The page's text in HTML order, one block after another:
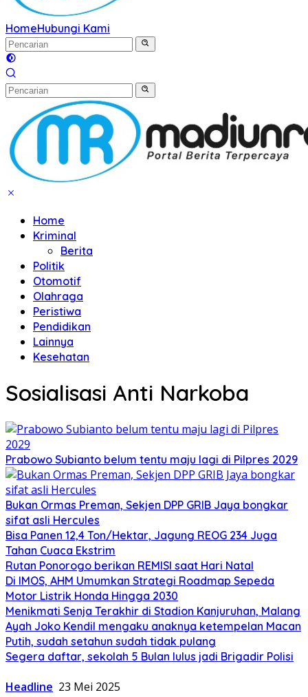
HomeHubungi Kami
Home
Kriminal
Berita
Politik
Otomotif
Olahraga
Peristiwa
Pendidikan
Lainnya
Kesehatan
Sosialisasi Anti Narkoba
Prabowo Subianto belum tentu maju lagi di Pilpres 2029
Bukan Ormas Preman, Sekjen DPP GRIB Jaya bongkar
sifat asli Hercules
Bisa Panen 12,4 Ton/Hektar, Jagung REOG 234 Juga
Tahan Cuaca Ekstrim
Rutan Ponorogo berikan REMISI saat Hari Natal
Di IMOS, AHM Umumkan Strategi Roadmap Sepeda
Motor Listrik Honda Hingga 2030
Menikmati Senja Terakhir di Stadion Kanjuruhan, Malang
Ayah Joko Kendil mengaku anaknya ketempelan Macan
Putih, sudah setahun sudah tidak pulang
Segera daftar, sekolah 5 Bulan lulus jadi Brigadir Polisi
Headline 23 Mei 2025